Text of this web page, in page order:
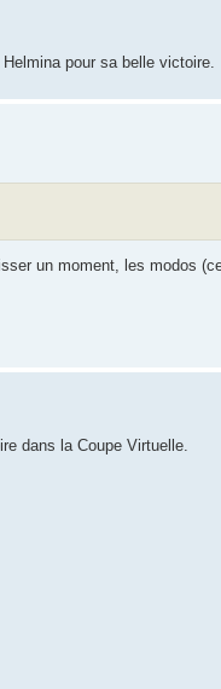
pour sa belle victoire.
un moment, les modos
dans la Coupe Virtuelle.